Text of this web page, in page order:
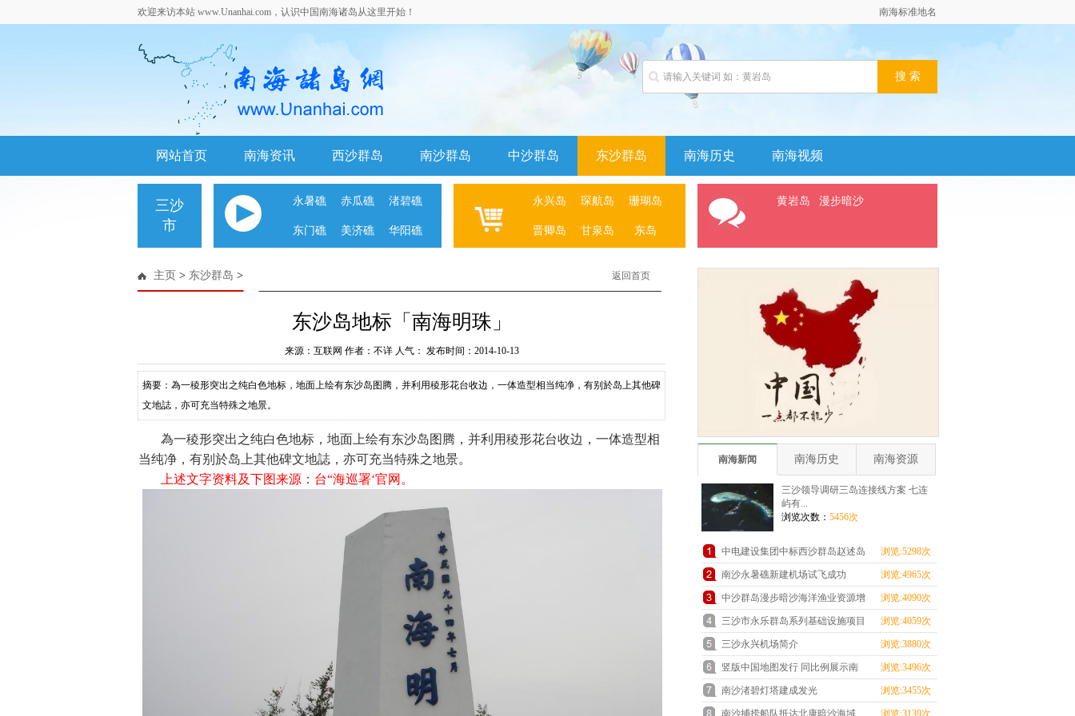
欢迎来访本站 www.Unanhai.com，认识中国南海诸岛从这里开始！ 南海标准地名
网站首页 南海资讯 西沙群岛 南沙群岛 中沙群岛 东沙群岛 南海历史 南海视频
三沙
市
永暑礁 赤瓜礁 渚碧礁
东门礁 美济礁 华阳礁
永兴岛 琛航岛 珊瑚岛
晋卿岛 甘泉岛 东岛
黄岩岛 漫步暗沙
主页 > 东沙群岛 > 返回首页
东沙岛地标「南海明珠」
来源：互联网 作者：不详 人气： 发布时间：2014-10-13
摘要：為一稜形突出之纯白色地标，地面上绘有东沙岛图腾，并利用稜形花台收边，一体造型相当纯净，有别於岛上其他碑
文地誌，亦可充当特殊之地景。
為一稜形突出之纯白色地标，地面上绘有东沙岛图腾，并利用稜形花台收边，一体造型相
当纯净，有别於岛上其他碑文地誌，亦可充当特殊之地景。
上述文字资料及下图来源：台“海巡署‘官网。
南海新闻 南海历史 南海资源
三沙领导调研三岛连接线方案 七连
屿有...
浏览次数： 5456次
中电建设集团中标西沙群岛赵述岛
整治修复及保护
浏览:5298次
南沙永暑礁新建机场试飞成功 浏览:4965次
中沙群岛漫步暗沙海洋渔业资源增
养殖科研基地实
浏览:4090次
三沙市永乐群岛系列基础设施项目
开工建设
浏览:4059次
三沙永兴机场简介 浏览:3880次
竖版中国地图发行 同比例展示南
海诸岛
浏览:3496次
南沙渚碧灯塔建成发光 浏览:3455次
南沙捕捞船队抵达北康暗沙海域
浏览:3139次